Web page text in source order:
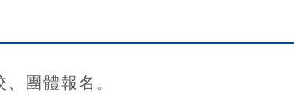
、團體報名。